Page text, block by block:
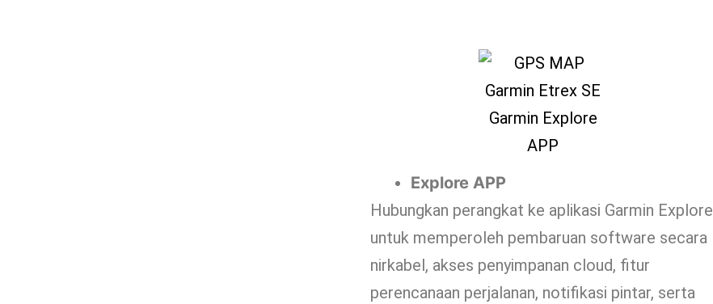
Explore APP
Hubungkan perangkat ke aplikasi Garmin Explore
untuk memperoleh pembaruan software secara
nirkabel, akses penyimpanan cloud, fitur
perencanaan perjalanan, notifikasi pintar, serta